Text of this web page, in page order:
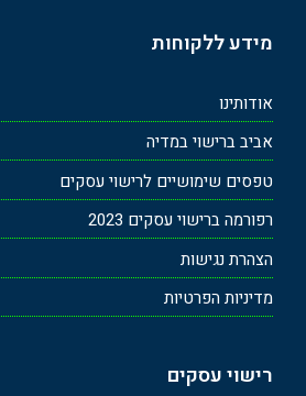
מידע ללקוחות
אודותינו
אביב ברישוי במדיה
טפסים שימושיים לרישוי עסקים
רפורמה ברישוי עסקים 2023
הצהרת נגישות
מדיניות הפרטיות
רישוי עסקים